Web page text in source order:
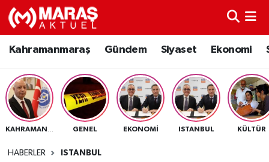
Kahramanmaraş Gündem Siyaset Ekonomi
GENEL EKONOMI ISTANBUL KÜLTÜR
HABERLER ISTANBUL
Kahramanmaraş
Gündem
Siyaset
Nöbetçi Eczaneler
Hava Durumu
Namaz Vakitleri